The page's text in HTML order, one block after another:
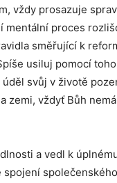
vždy prosazuje
proces
směřující k
usiluj pomocí
svůj v životě
vždyť Bůh
a vedl k